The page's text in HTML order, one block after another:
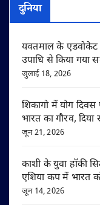
दुनिया
यवतमाल के एडवोकेट
उपाधि से किया गया
जुलाई 18, 2026
शिकागो में योग
भारत का गौरव,
जून 21, 2026
काशी के युवा हॉकी
एशिया कप में भारत
जून 14, 2026